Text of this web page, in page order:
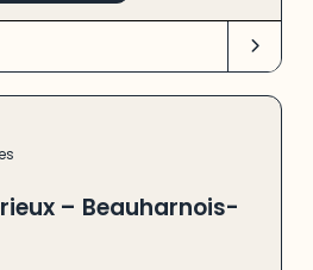
– Beauharnois-